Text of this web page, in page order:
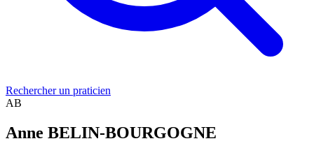
Rechercher un praticien
AB
Anne BELIN-BOURGOGNE